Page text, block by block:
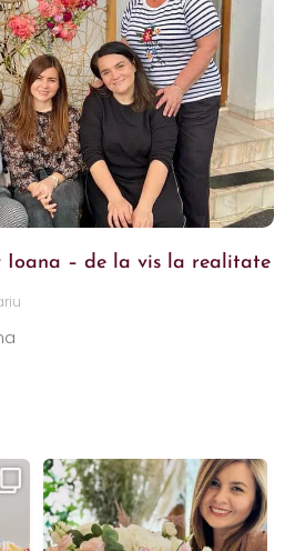
Ioana – de la vis la realitate